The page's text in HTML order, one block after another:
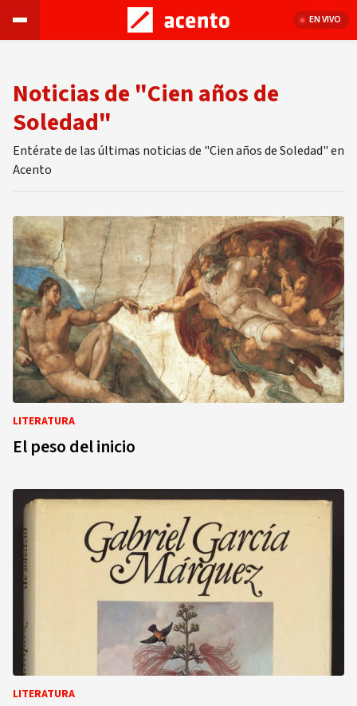
EN VIVO
Noticias de "Cien años de
Soledad"
Entérate de las últimas noticias de "Cien años de Soledad" en
Acento
LITERATURA
El peso del inicio
LITERATURA